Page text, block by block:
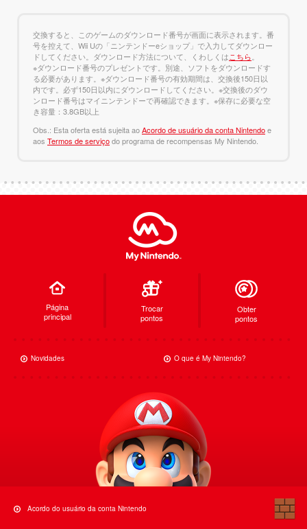
交換すると、このゲームのダウンロード番号が画面に表示されます。番
号を控えて、Wii Uの「ニンテンドーeショップ」で入力してダウンロー
ドしてください。ダウンロード方法について、くわしくはこちら
※ダウンロード番号のプレゼントです。別途、ソフトをダウンロードす
る必要があります。※ダウンロード番号の有効期間は、交換後150日以
内です。必ず150日以内にダウンロードしてください。※交換後のダウ
ンロード番号はマイニンテンドーで再確認できます。※保存に必要な空
き容量：3.8GB以上
Obs.: Esta oferta está sujeita aoAcordo de usuário da conta Nintendoe
aos Termos de serviçodo programa de recompensas My Nintendo.
Página
principal
Trocar
pontos
Obter
pontos
Novidades O que é My Nintendo?
Acordo do usuário da conta Nintendo